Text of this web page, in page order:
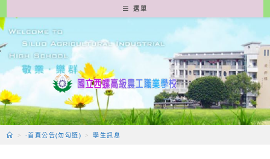
轉
至
要
容
選單
> -首頁公告(勿勾選) > 學生訊息